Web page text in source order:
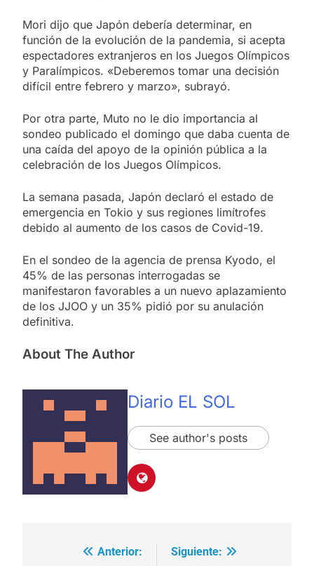
Mori dijo que Japón debería determinar, en
función de la evolución de la pandemia, si acepta
espectadores extranjeros en los Juegos Olímpicos
y Paralímpicos. «Deberemos tomar una decisión
difícil entre febrero y marzo», subrayó.
Por otra parte, Muto no le dio importancia al
sondeo publicado el domingo que daba cuenta de
una caída del apoyo de la opinión pública a la
celebración de los Juegos Olímpicos.
La semana pasada, Japón declaró el estado de
emergencia en Tokio y sus regiones limítrofes
debido al aumento de los casos de Covid-19.
En el sondeo de la agencia de prensa Kyodo, el
45% de las personas interrogadas se
manifestaron favorables a un nuevo aplazamiento
de los JJOO y un 35% pidió por su anulación
definitiva.
About The Author
Diario EL SOL
See author's posts
Navegación
Anterior:
Siguiente: